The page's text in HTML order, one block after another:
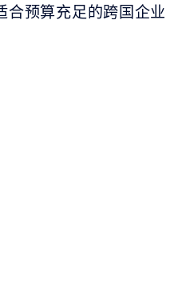
合预算充足的跨国企业